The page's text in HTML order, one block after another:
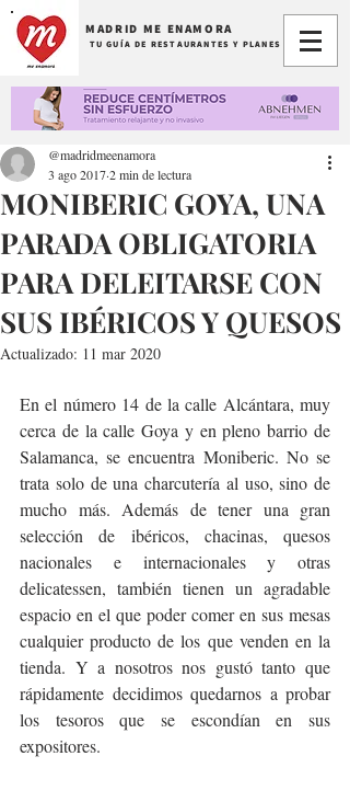
MADRID ME ENAMORA
TU GUÍA DE RESTAURANTES Y PLANES
MONIBERIC GOYA, UNA
PARADA OBLIGATORIA
PARA DELEITARSE CON
SUS IBÉRICOS Y QUESOS
@madridmeenamora
3 ago 20172 min de lectura
Actualizado: 11 mar 2020
En el número 14 de la calle Alcántara, muy
cerca de la calle Goya y en pleno barrio de
Salamanca, se encuentra Moniberic. No se
trata solo de una charcutería al uso, sino de
mucho más. Además de tener una gran
selección de ibéricos, chacinas, quesos
nacionales e internacionales y otras
delicatessen, también tienen un agradable
espacio en el que poder comer en sus mesas
cualquier producto de los que venden en la
tienda. Y a nosotros nos gustó tanto que
rápidamente decidimos quedarnos a probar
los tesoros que se escondían en sus
expositores.